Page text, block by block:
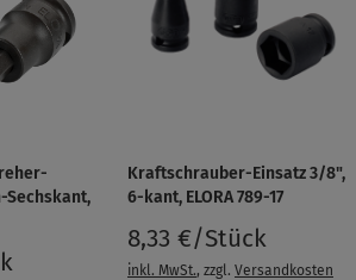
Sechskant,
Kraftschrauber-Einsatz 3/8",
6-kant, ELORA 789-17
8,33 €/Stück
inkl. MwSt., zzgl. Versandkosten